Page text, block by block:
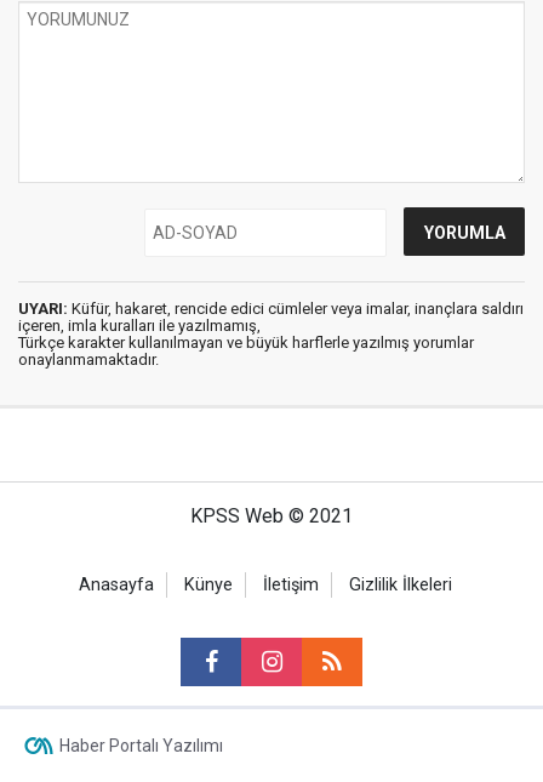
UYARI: Küfür, hakaret, rencide edici cümleler veya imalar, inançlara saldırı
içeren, imla kuralları ile yazılmamış,
Türkçe karakter kullanılmayan ve büyük harflerle yazılmış yorumlar
onaylanmamaktadır.
KPSS Web © 2021
Anasayfa Künye İletişim Gizlilik İlkeleri
Haber Portalı Yazılımı